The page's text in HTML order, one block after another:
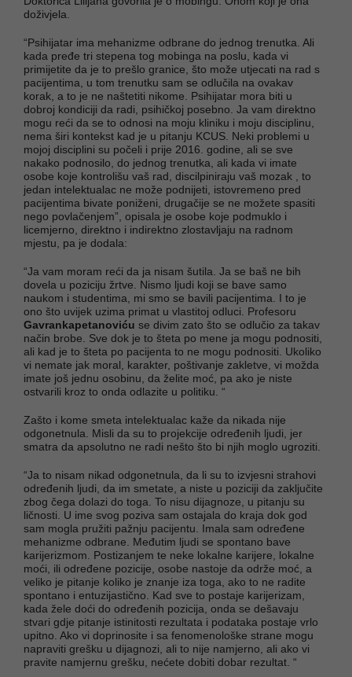
doživjela.
“Psihijatar ima mehanizme odbrane do jednog trenutka. Ali
kada pređe tri stepena tog mobinga na poslu, kada vi
primijetite da je to prešlo granice, što može utjecati na rad s
pacijentima, u tom trenutku sam se odlučila na ovakav
korak, a to je ne naštetiti nikome. Psihijatar mora biti u
dobroj kondiciji da radi, psihičkoj posebno. Ja vam direktno
mogu reći da se to odnosi na moju kliniku i moju disciplinu,
nema širi kontekst kad je u pitanju KCUS. Neki problemi u
mojoj disciplini su počeli i prije 2016. godine, ali se sve
nakako podnosilo, do jednog trenutka, ali kada vi imate
osobe koje kontrolišu vaš rad, discilpiniraju vaš mozak , to
jedan intelektualac ne može podnijeti, istovremeno pred
pacijentima bivate poniženi, drugačije se ne možete spasiti
nego povlačenjem”, opisala je osobe koje podmuklo i
licemjerno, direktno i indirektno zlostavljaju na radnom
mjestu, pa je dodala:
“Ja vam moram reći da ja nisam šutila. Ja se baš ne bih
dovela u poziciju žrtve. Nismo ljudi koji se bave samo
naukom i studentima, mi smo se bavili pacijentima. I to je
ono što uvijek uzima primat u vlastitoj odluci. Profesoru
Gavrankapetanoviću se divim zato što se odlučio za takav
način brobe. Sve dok je to šteta po mene ja mogu podnositi,
ali kad je to šteta po pacijenta to ne mogu podnositi. Ukoliko
vi nemate jak moral, karakter, poštivanje zakletve, vi možda
imate još jednu osobinu, da želite moć, pa ako je niste
ostvarili kroz to onda odlazite u politiku. “
Zašto i kome smeta intelektualac kaže da nikada nije
odgonetnula. Misli da su to projekcije određenih ljudi, jer
smatra da apsolutno ne radi nešto što bi njih moglo ugroziti.
“Ja to nisam nikad odgonetnula, da li su to izvjesni strahovi
određenih ljudi, da im smetate, a niste u poziciji da zaključite
zbog čega dolazi do toga. To nisu dijagnoze, u pitanju su
ličnosti. U ime svog poziva sam ostajala do kraja dok god
sam mogla pružiti pažnju pacijentu. Imala sam određene
mehanizme odbrane. Međutim ljudi se spontano bave
karijerizmom. Postizanjem te neke lokalne karijere, lokalne
moći, ili određene pozicije, osobe nastoje da održe moć, a
veliko je pitanje koliko je znanje iza toga, ako to ne radite
spontano i entuzijastično. Kad sve to postaje karijerizam,
kada žele doći do određenih pozicija, onda se dešavaju
stvari gdje pitanje istinitosti rezultata i podataka postaje vrlo
upitno. Ako vi doprinosite i sa fenomenološke strane mogu
napraviti grešku u dijagnozi, ali to nije namjerno, ali ako vi
pravite namjernu grešku, nećete dobiti dobar rezultat. “